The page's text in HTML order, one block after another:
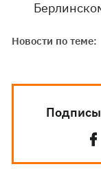
Новости по теме: